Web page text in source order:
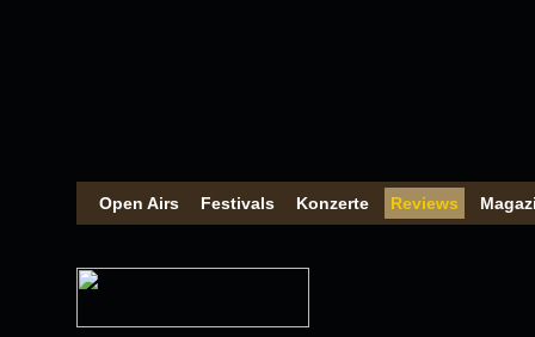
Open Airs Festivals Konzerte Reviews